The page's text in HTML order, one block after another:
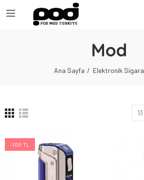
Mod
Ana Sayfa Elektronik Sigara
13
-100 TL